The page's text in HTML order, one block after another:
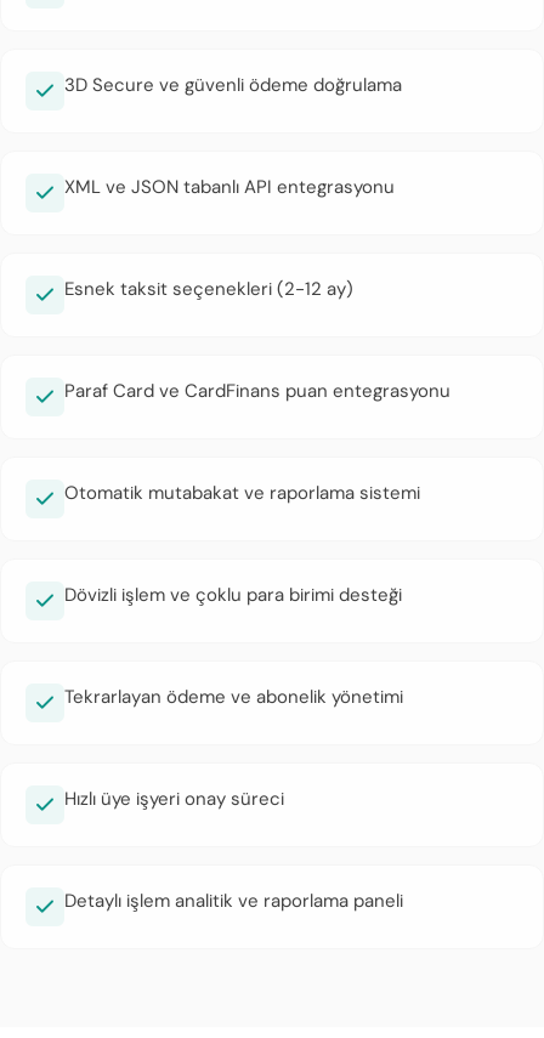
3D Secure ve güvenli ödeme doğrulama
XML ve JSON tabanlı API entegrasyonu
Esnek taksit seçenekleri (2-12 ay)
Paraf Card ve CardFinans puan entegrasyonu
Otomatik mutabakat ve raporlama sistemi
Dövizli işlem ve çoklu para birimi desteği
Tekrarlayan ödeme ve abonelik yönetimi
Hızlı üye işyeri onay süreci
Detaylı işlem analitik ve raporlama paneli